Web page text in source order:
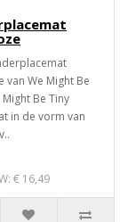
van We Might Be
Might Be Tiny
in de vorm van
€ 16,49